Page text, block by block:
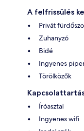
A felfrissülés
Privát
Zuhanyzó
Bidé
Ingyenes
Törölközők
Íróasztal
Ingyenes wifi